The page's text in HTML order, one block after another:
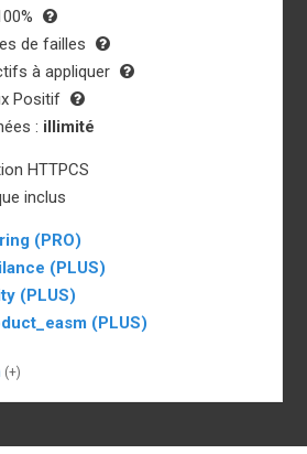
de failles
à appliquer
Positif
: illimité
HTTPCS
inclus
(PRO)
(PLUS)
(PLUS)
(PLUS)